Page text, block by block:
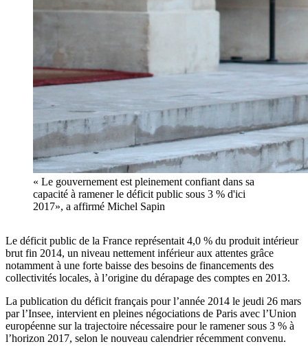
« Le gouvernement est pleinement confiant dans sa
capacité à ramener le déficit public sous 3 % d'ici
2017», a affirmé Michel Sapin
Le déficit public de la France représentait 4,0 % du produit intérieur
brut fin 2014, un niveau nettement inférieur aux attentes grâce
notamment à une forte baisse des besoins de financements des
collectivités locales, à l’origine du dérapage des comptes en 2013.
La publication du déficit français pour l’année 2014 le jeudi 26 mars
par l’Insee, intervient en pleines négociations de Paris avec l’Union
européenne sur la trajectoire nécessaire pour le ramener sous 3 % à
l’horizon 2017, selon le nouveau calendrier récemment convenu.